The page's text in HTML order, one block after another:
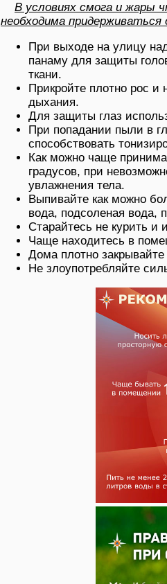
В условиях смога и жары
необходима придерживаться
При выходе на улицу
панаму для защиты
ткани.
Прикройте плотно рос и
дыхания.
Для защиты глаз
При попадании пыли в
способствовать
Как можно чаще
градусов, при
увлажнения тела.
Выпивайте как можно
вода, подсоленая вода,
Старайтесь не курить и
Чаще находитесь в
Дома плотно
Не злоупотребляйте